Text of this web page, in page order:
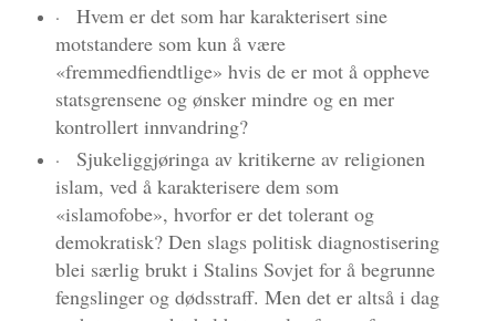
·
Hvem er det som har karakterisert sine
motstandere som kun å være
«fremmedfiendtlige» hvis de er mot å oppheve
statsgrensene og ønsker mindre og en mer
kontrollert innvandring?
·
Sjukeliggjøringa av kritikerne av religionen
islam, ved å karakterisere dem som
«islamofobe», hvorfor er det tolerant og
demokratisk? Den slags politisk diagnostisering
blei særlig brukt i Stalins Sovjet for å begrunne
fengslinger og dødsstraff. Men det er altså i dag